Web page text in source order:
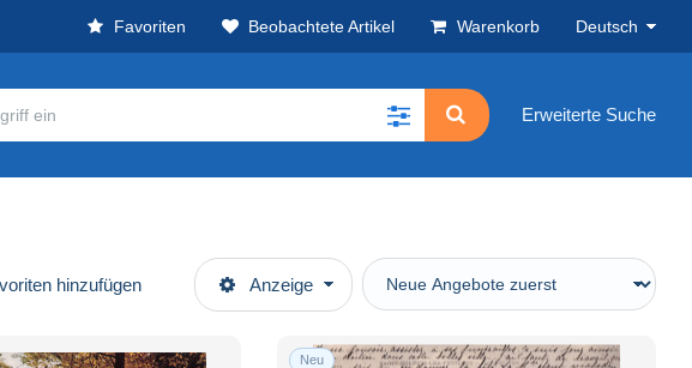
Favoriten Beobachtete Artikel Warenkorb Deutsch
Erweiterte Suche
hinzufügen Anzeige
Neu